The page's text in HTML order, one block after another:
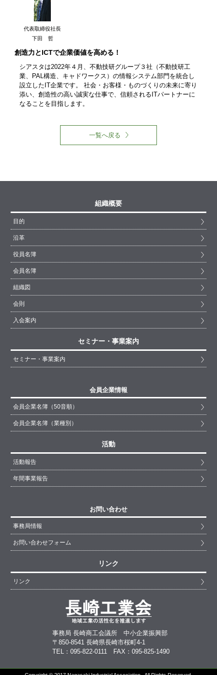
代表取締役社長
下田 哲
創造力とICTで企業価値を高める！
シアスタは2022年４月、不動技研グループ３社（不動技研工
業、PAL構造、キャドワークス）の情報システム部門を統合し
設立したIT企業です。 社会・お客様・ものづくりの未来に寄り
添い、創造性の高い誠実な仕事で、信頼されるITパートナーに
なることを目指します。
一覧へ戻る
組織概要
目的
沿革
役員名簿
会員名簿
組織図
会則
入会案内
セミナー・事業案内
セミナー・事業案内
会員企業情報
会員企業名簿（50音順）
会員企業名簿（業種別）
活動
活動報告
年間事業報告
お問い合わせ
事務局情報
お問い合わせフォーム
リンク
リンク
事務局 長崎商工会議所 中小企業振興部
〒850-8541 長崎県長崎市桜町4-1
TEL：095-822-0111 FAX：095-825-1490